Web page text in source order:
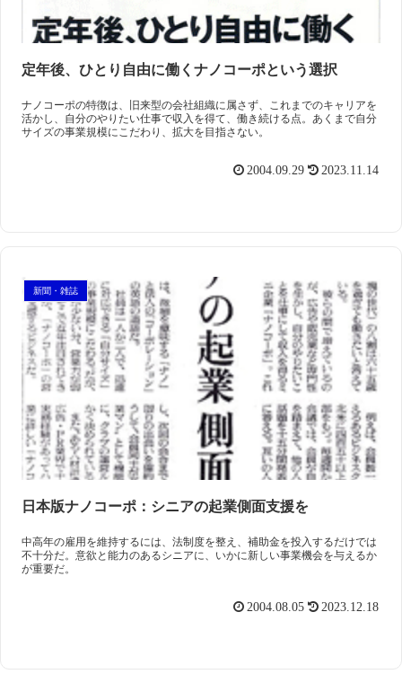
定年後、ひとり自由に働くナノコーポという選択
ナノコーポの特徴は、旧来型の会社組織に属さず、これまでのキャリアを
活かし、自分のやりたい仕事で収入を得て、働き続ける点。あくまで自分
サイズの事業規模にこだわり、拡大を目指さない。
2004.09.29 2023.11.14
新聞・雑誌
日本版ナノコーポ：シニアの起業側面支援を
中高年の雇用を維持するには、法制度を整え、補助金を投入するだけでは
不十分だ。意欲と能力のあるシニアに、いかに新しい事業機会を与えるか
が重要だ。
2004.08.05 2023.12.18